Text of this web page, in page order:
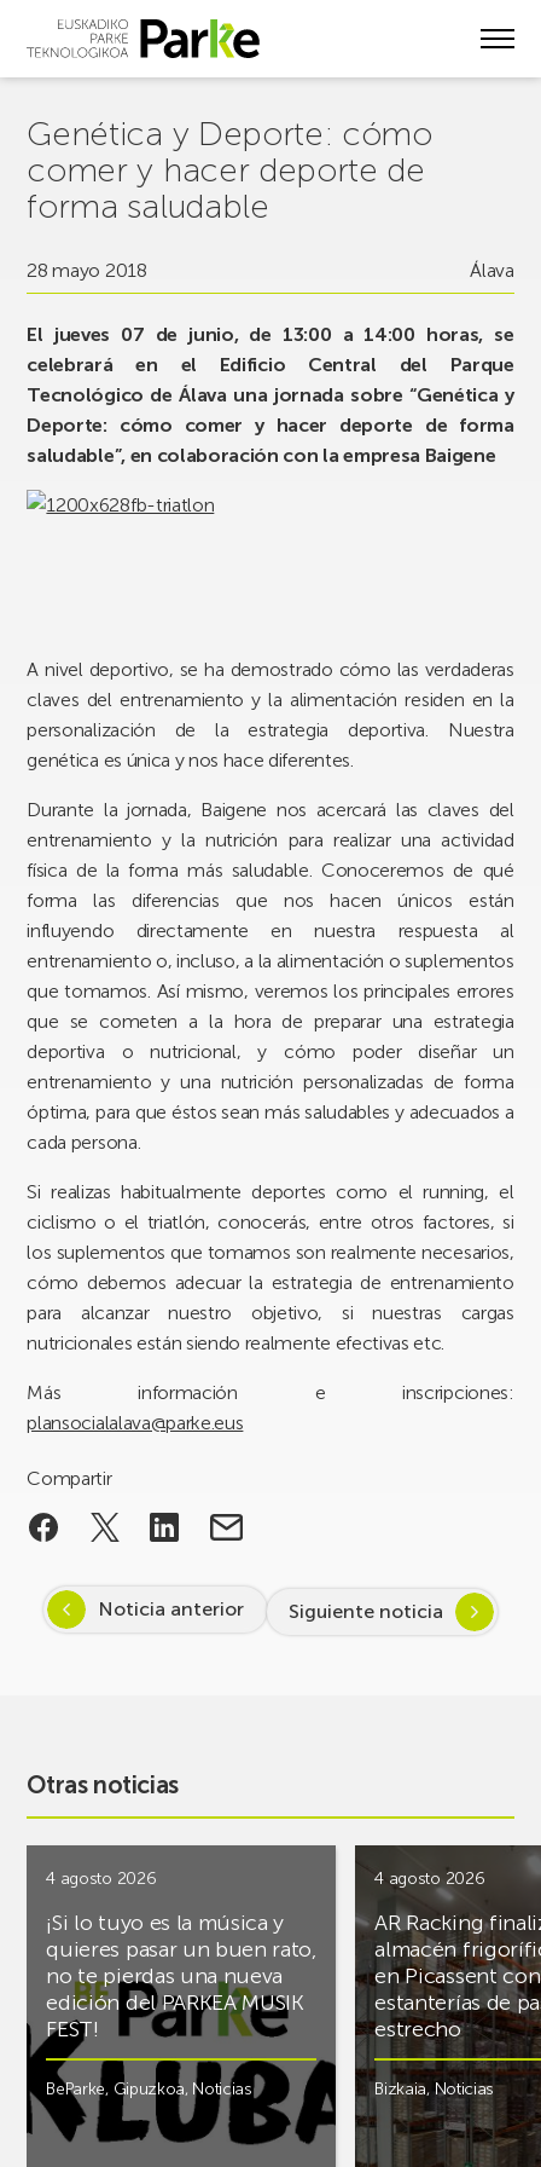
Genética y Deporte: cómo
comer y hacer deporte de
forma saludable
28 mayo 2018 Álava
El jueves 07 de junio, de 13:00 a 14:00 horas, se
celebrará en el Edificio Central del Parque
Tecnológico de Álava una jornada sobre “Genética y
Deporte: cómo comer y hacer deporte de forma
saludable”, en colaboración con la empresa Baigene
A nivel deportivo, se ha demostrado cómo las verdaderas
claves del entrenamiento y la alimentación residen en la
personalización de la estrategia deportiva. Nuestra
genética es única y nos hace diferentes.
Durante la jornada, Baigene nos acercará las claves del
entrenamiento y la nutrición para realizar una actividad
física de la forma más saludable. Conoceremos de qué
forma las diferencias que nos hacen únicos están
influyendo directamente en nuestra respuesta al
entrenamiento o, incluso, a la alimentación o suplementos
que tomamos. Así mismo, veremos los principales errores
que se cometen a la hora de preparar una estrategia
deportiva o nutricional, y cómo poder diseñar un
entrenamiento y una nutrición personalizadas de forma
óptima, para que éstos sean más saludables y adecuados a
cada persona.
Si realizas habitualmente deportes como el running, el
ciclismo o el triatlón, conocerás, entre otros factores, si
los suplementos que tomamos son realmente necesarios,
cómo debemos adecuar la estrategia de entrenamiento
para alcanzar nuestro objetivo, si nuestras cargas
nutricionales están siendo realmente efectivas etc.
Más información e inscripciones:
plansocialalava@parke.eus
Compartir
Noticia anterior Siguiente noticia
Otras noticias
4 agosto 2026
¡Si lo tuyo es la música y
quieres pasar un buen rato,
no te pierdas una nueva
edición del PARKEA MUSIK
FEST!
BeParke, Gipuzkoa, Noticias
4 agosto 2026
AR Racking
almacén
en Picassent con
estanterías de
estrecho
Bizkaia,Noticias